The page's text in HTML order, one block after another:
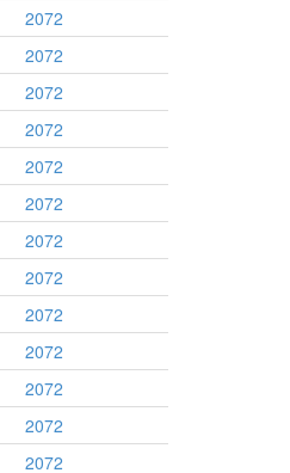
2072
2072
2072
2072
2072
2072
2072
2072
2072
2072
2072
2072
2072